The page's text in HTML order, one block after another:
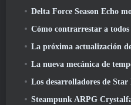
Delta Force Season Echo modifica el mapa
Cómo contrarrestar a todos
La próxima actualización de
La nueva mecánica de temporada de Infinite
Los desarrolladores de Star Dive responden las
Steampunk ARPG Crystalfall entra en